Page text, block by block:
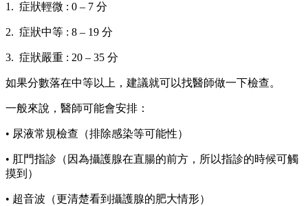
1. 症狀輕微 : 0 – 7 分
2. 症狀中等 : 8 – 19 分
3. 症狀嚴重 : 20 – 35 分
如果分數落在中等以上，建議就可以找醫師做一下檢查。
一般來說，醫師可能會安排：
• 尿液常規檢查（排除感染等可能性）
• 肛門指診（因為攝護腺在直腸的前方，所以指診的時候可觸
摸到）
• 超音波（更清楚看到攝護腺的肥大情形）